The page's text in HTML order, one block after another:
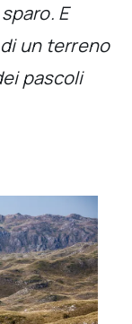
E
un terreno
pascoli